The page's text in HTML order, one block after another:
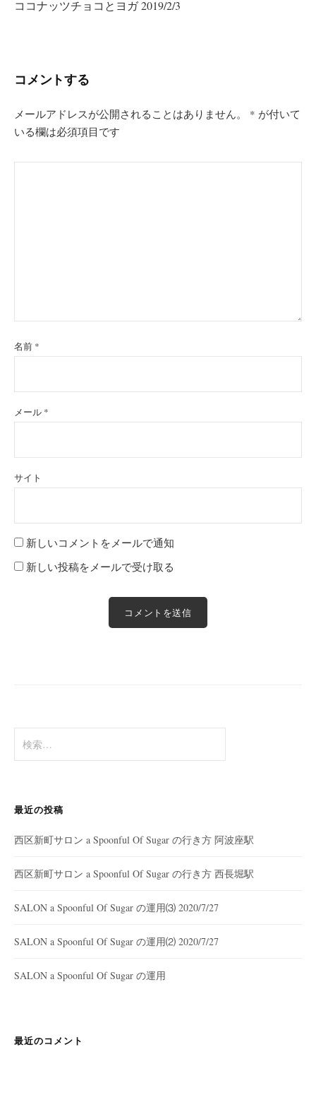
ョ
ココナッツチョコとヨガ 2019/2/3
コメントする
メールアドレスが公開されることはありません。 * が付いて
いる欄は必須項目です
名前 *
メール *
サイト
新しいコメントをメールで通知
新しい投稿をメールで受け取る
索:
最近の投稿
西区新町サロン a Spoonful Of Sugar の行き方 阿波座駅
西区新町サロン a Spoonful Of Sugar の行き方 西長堀駅
SALON a Spoonful Of Sugar の運用⑶ 2020/7/27
SALON a Spoonful Of Sugar の運用⑵ 2020/7/27
SALON a Spoonful Of Sugar の運用
最近のコメント